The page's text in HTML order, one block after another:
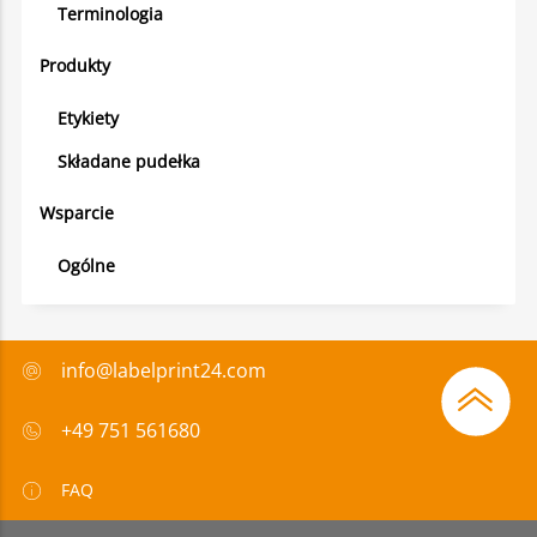
Terminologia
Produkty
Etykiety
Składane pudełka
Wsparcie
Ogólne
info@labelprint24.com
+49 751 561680
FAQ